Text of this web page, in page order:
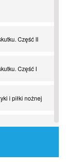
Część II
Część I
i piłki nożnej
cała?